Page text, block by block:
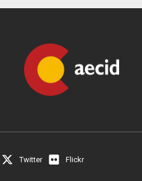
Twitter Flickr